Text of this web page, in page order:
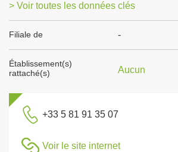
> Voir toutes les données clés
Filiale de -
Établissement(s)
rattaché(s)
Aucun
+33 5 81 91 35 07
Voir le site internet